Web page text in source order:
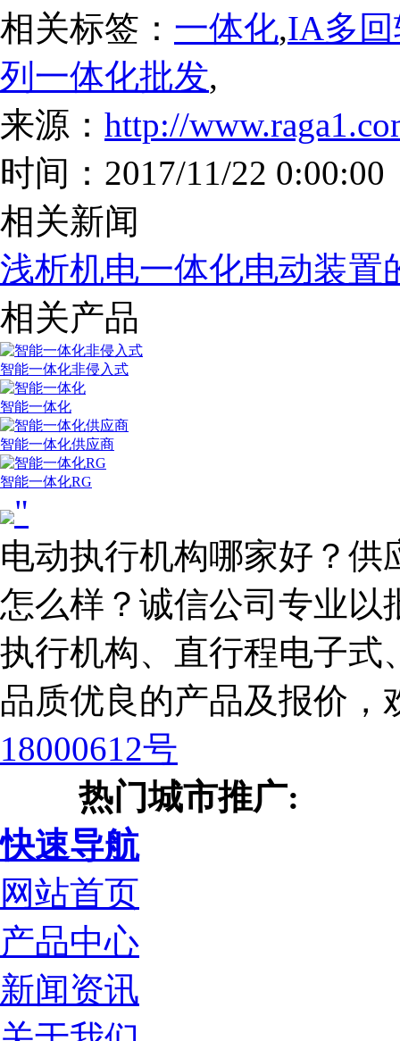
相关标签： 一体化,IA多
列一体化批发,
来源： http://
时间：2017/11/22 0:00:00
相关新闻
浅析机电一体化电动装置
相关产品
智能一体化非侵入式
智能一体化
智能一体化供应商
智能一体化RG
"
电动执行机构哪家好？
怎么样？诚信公司专业以
执行机构、直行程电子式
品质优良的产品及报价
18000612号
热门城市推广:
快速导航
网站首页
产品中心
新闻资讯